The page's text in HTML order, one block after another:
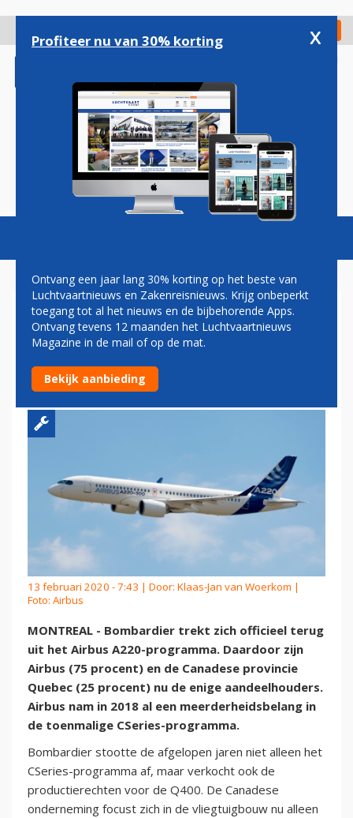
gaan
Check in
Magazine Podcasts Vacatures
BOMBARDIER TREKT ZICH
TERUG UIT AIRBUS A220-
PROGRAMMA
13 februari 2020 - 7:43 | Door: Klaas-Jan van Woerkom |
Foto: Airbus
MONTREAL - Bombardier trekt zich officieel terug
uit het Airbus A220-programma. Daardoor zijn
Airbus (75 procent) en de Canadese provincie
Quebec (25 procent) nu de enige aandeelhouders.
Airbus nam in 2018 al een meerderheidsbelang in
de toenmalige CSeries-programma.
Bombardier stootte de afgelopen jaren niet alleen het
CSeries-programma af, maar verkocht ook de
productierechten voor de Q400. De Canadese
onderneming focust zich in de vliegtuigbouw nu alleen
Profiteer nu van 30% korting x
Ontvang een jaar lang 30% korting op het beste van
Luchtvaartnieuws en Zakenreisnieuws. Krijg onbeperkt
toegang tot al het nieuws en de bijbehorende Apps.
Ontvang tevens 12 maanden het Luchtvaartnieuws
Magazine in de mail of op de mat.
Bekijk aanbieding